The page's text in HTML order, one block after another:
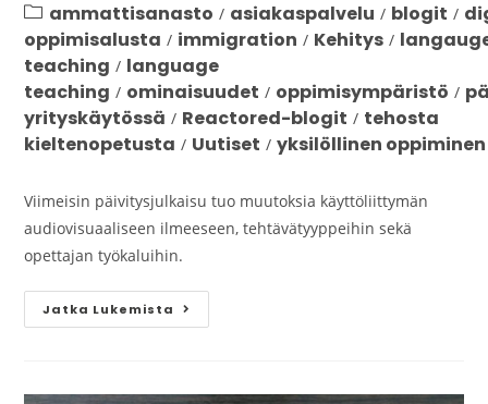
ammattisanasto / asiakaspalvelu / blogit /
oppimisalusta / immigration / Kehitys /
teaching / language
teaching / ominaisuudet / oppimisympäristö /
yrityskäytössä / Reactored-blogit / tehosta
kieltenopetusta / Uutiset / yksilöllinen oppiminen
Viimeisin päivitysjulkaisu tuo muutoksia käyttöliittymän
audiovisuaaliseen ilmeeseen, tehtävätyyppeihin sekä
opettajan työkaluihin.
Jatka Lukemista